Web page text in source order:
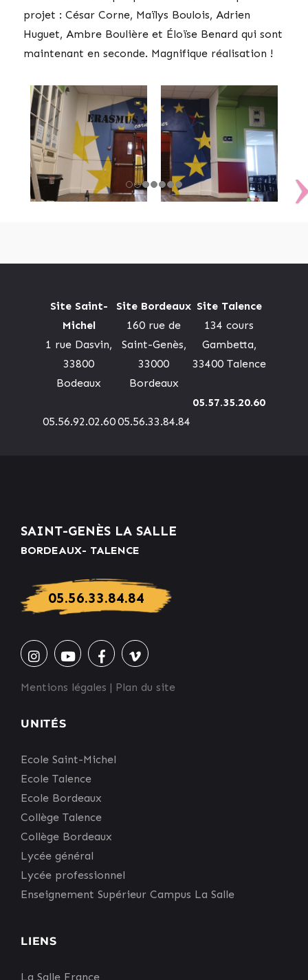
projet : César Corne, Maïlys Boulois, Adrien
Huguet, Ambre Boulière et Éloïse Benard qui sont
maintenant en seconde. Magnifique réalisation !
Site Saint-
Michel
1 rue Dasvin,
33800
Bodeaux
05.56.92.02.60
Site Bordeaux
160 rue de
Saint-Genès,
33000
Bordeaux
05.56.33.84.84
Site Talence
134 cours
Gambetta,
33400 Talence
05.57.35.20.60
SAINT-GENÈS LA SALLE
BORDEAUX- TALENCE
05.56.33.84.84
Mentions légales | Plan du site
UNITÉS
Ecole Saint-Michel
Ecole Talence
Ecole Bordeaux
Collège Talence
Collège Bordeaux
Lycée général
Lycée professionnel
Enseignement Supérieur Campus La Salle
LIENS
La Salle France